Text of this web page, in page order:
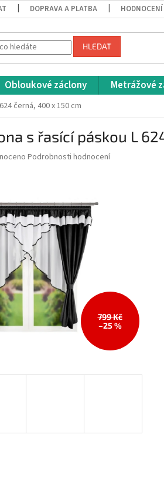
DOPRAVA A PLATBA
HLEDAT
Obloukové záclony Metrážové
černá, 400 x 150 cm
s řasící páskou L
Podrobnosti hodnocení
799 Kč
–25 %